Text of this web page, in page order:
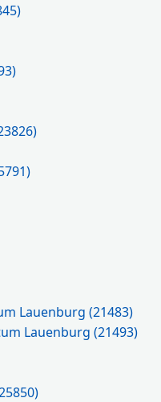
Lauenburg(21483)
Lauenburg(21493)